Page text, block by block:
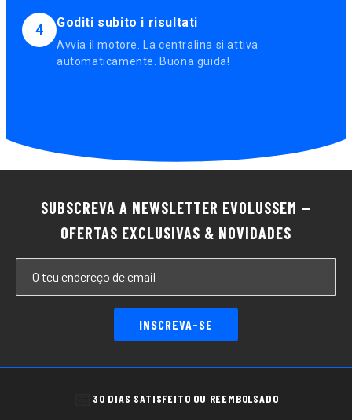
4 Goditi subito i risultati
Avvia il motore. La centralina si attiva
automaticamente. Buona guida!
SUBSCREVA A NEWSLETTER EVOLUSSEM —
OFERTAS EXCLUSIVAS & NOVIDADES
INSCREVA-SE
30 DIAS SATISFEITO OU REEMBOLSADO